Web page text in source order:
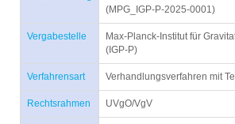
(MPG_IGP-P-2025-0001)
Vergabestelle
Max-Planck-Institut für
(IGP-P)
Verfahrensart Verhandlungsverfahren mit
Rechtsrahmen UVgO/VgV